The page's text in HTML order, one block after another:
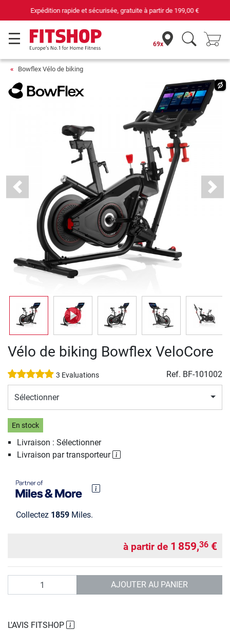
69 magasins avec 75 techniciens
69x
Bowflex Vélo de biking
Previous Next
Vélo de biking Bowflex VeloCore
3 Evaluations Ref. BF-101002
Sélectionner
En stock
Livraison : Sélectionner
Livraison par transporteur
Collectez 1859 Miles.
à partir de 1 859,36 €
AJOUTER AU PANIER
L'AVIS FITSHOP